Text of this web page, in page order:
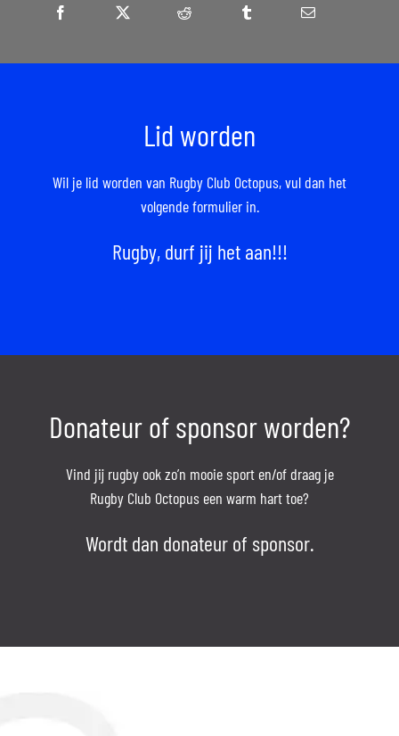
Lid worden
Wil je lid worden van Rugby Club Octopus,vul dan het
volgende formulier in.
Rugby, durf jij het aan!!!
Donateur of sponsor worden?
Vind jij rugby ook zo’n mooie sport en/of draag je
Rugby Club Octopus een warm hart toe?
Wordt dan donateur of sponsor.